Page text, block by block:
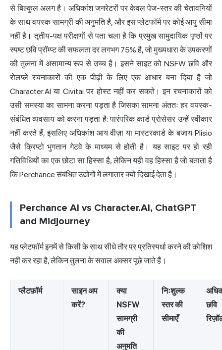
से बिल्कुल अलग है। अधिकांश जनरेटरों पर केवल पेज-स्तर की चेतावनियों
के साथ वयस्क सामग्री की अनुमति है, और इस प्लेटफॉर्म पर कोई आयु सीमा
नहीं है। तृतीय-पक्ष परीक्षणों से पता चला है कि प्रमुख सामुदायिक पृष्ठों पर
स्पष्ट छवि प्रॉम्प्ट की सफलता दर लगभग 75% है, जो मुख्यधारा के उपकरणों
की तुलना में असामान्य रूप से उच्च है। इसने साइट को NSFW छवि और
रोलप्ले रचनाकारों की एक पीढ़ी के लिए एक आधार बना दिया है जो
Character.AI या Civitai पर होस्ट नहीं कर सकते। इन रचनाकारों को
उसी समस्या का सामना करना पड़ता है जिसका सामना अंततः हर वयस्क-
संबंधित व्यवसाय को करना पड़ता है: पारंपरिक कार्ड प्रोसेसर उन्हें स्वीकार
नहीं करते हैं, इसलिए अधिकांश आय वीज़ा या मास्टरकार्ड के बजाय Plisio
जैसे क्रिप्टो भुगतान गेटवे के माध्यम से होती है। यह साइट पर हो रही
गतिविधियों का एक छोटा सा हिस्सा है, लेकिन यही वह हिस्सा है जो बताता है
कि Perchance संबंधित उद्योगों में लगातार क्यों दिखाई देता है।
Perchance AI vs Character.AI, ChatGPT
and Midjourney
यह प्लेटफॉर्म इनमें से किसी के साथ सीधे तौर पर प्रतिस्पर्धा करने की कोशिश
नहीं कर रहा है, लेकिन तुलना के सवाल अक्सर पूछे जाते हैं।
प्लैटफ़ॉर्म
साइन अप
करें?
क्या
NSFW
सामग्री
की
अनुमति
निःशुल्क
स्तर की
सीमाएँ
छवि